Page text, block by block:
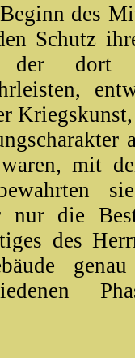
des
Schutz
der dort
mit
nur die
des
genau